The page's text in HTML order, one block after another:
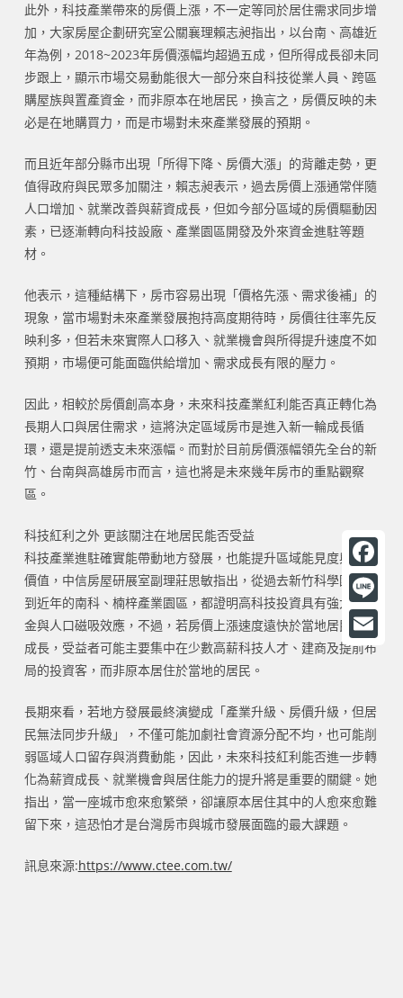
此外，科技產業帶來的房價上漲，不一定等同於居住需求同步增
加，大家房屋企劃研究室公關襄理賴志昶指出，以台南、高雄近
年為例，2018~2023年房價漲幅均超過五成，但所得成長卻未同
步跟上，顯示市場交易動能很大一部分來自科技從業人員、跨區
購屋族與置產資金，而非原本在地居民，換言之，房價反映的未
必是在地購買力，而是市場對未來產業發展的預期。
而且近年部分縣市出現「所得下降、房價大漲」的背離走勢，更
值得政府與民眾多加關注，賴志昶表示，過去房價上漲通常伴隨
人口增加、就業改善與薪資成長，但如今部分區域的房價驅動因
素，已逐漸轉向科技設廠、產業園區開發及外來資金進駐等題
材。
他表示，這種結構下，房市容易出現「價格先漲、需求後補」的
現象，當市場對未來產業發展抱持高度期待時，房價往往率先反
映利多，但若未來實際人口移入、就業機會與所得提升速度不如
預期，市場便可能面臨供給增加、需求成長有限的壓力。
因此，相較於房價創高本身，未來科技產業紅利能否真正轉化為
長期人口與居住需求，這將決定區域房市是進入新一輪成長循
環，還是提前透支未來漲幅。而對於目前房價漲幅領先全台的新
竹、台南與高雄房市而言，這也將是未來幾年房市的重點觀察
區。
科技紅利之外 更該關注在地居民能否受益
科技產業進駐確實能帶動地方發展，也能提升區域能見度與房市
價值，中信房屋研展室副理莊思敏指出，從過去新竹科學園區，
到近年的南科、楠梓產業園區，都證明高科技投資具有強大的資
金與人口磁吸效應，不過，若房價上漲速度遠快於當地居民收入
成長，受益者可能主要集中在少數高薪科技人才、建商及提前布
局的投資客，而非原本居住於當地的居民。
長期來看，若地方發展最終演變成「產業升級、房價升級，但居
民無法同步升級」，不僅可能加劇社會資源分配不均，也可能削
弱區域人口留存與消費動能，因此，未來科技紅利能否進一步轉
化為薪資成長、就業機會與居住能力的提升將是重要的關鍵。她
指出，當一座城市愈來愈繁榮，卻讓原本居住其中的人愈來愈難
留下來，這恐怕才是台灣房市與城市發展面臨的最大課題。
訊息來源:https://www.ctee.com.tw/
F
a
c
o
o
k
L
i
e
E
a
i